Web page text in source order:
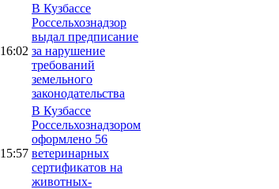
16:02
В Кузбассе
Россельхознадзор
выдал предписание
за нарушение
требований
земельного
законодательства
15:57
В Кузбассе
Россельхознадзором
оформлено 56
ветеринарных
сертификатов на
животных-